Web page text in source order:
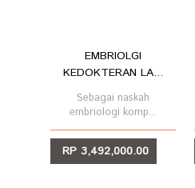
EMBRIOLGI
KEDOKTERAN LA...
Sebagai naskah
embriologi komp...
RP 3,492,000.00